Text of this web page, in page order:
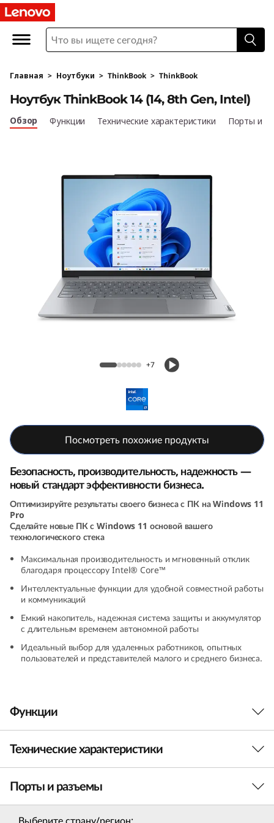
L
n
o
v
4
G
e
n
8
1
4
t
e
l
)
Главная > Ноутбуки > ThinkBook > ThinkBook
Ноутбук ThinkBook 14 (14, 8th Gen, Intel)
Ноутбук ThinkBook 14 (14, 8th Gen, Intel)
Обзор Функции Технические характеристики Порты и
+7
Посмотреть похожие продукты
Безопасность, производительность, надежность —
новый стандарт эффективности бизнеса.
Оптимизируйте результаты своего бизнеса с ПК на Windows 11
Pro
Сделайте новые ПК с Windows 11 основой вашего
технологического стека
Максимальная производительность и мгновенный отклик
благодаря процессору Intel® Core™
Интеллектуальные функции для удобной совместной работы
и коммуникаций
Емкий накопитель, надежная система защиты и аккумулятор
с длительным временем автономной работы
Идеальный выбор для удаленных работников, опытных
пользователей и представителей малого и среднего бизнеса.
Функции
Скорость и
производительность
для тех, кто нацелен на
Технические характеристики
Производительность
Процессор
Порты и разъемы